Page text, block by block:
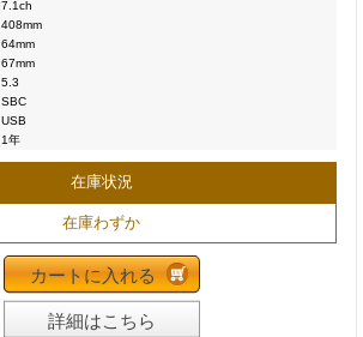
7.1ch
408mm
64mm
67mm
5.3
SBC
USB
1年
在庫状況
在庫わずか
カートに入れる
詳細はこちら